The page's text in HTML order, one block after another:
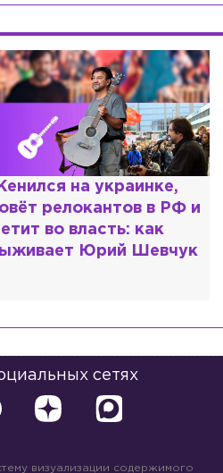
на украинке,
релокантов в РФ и
во власть: как
Юрий Шевчук
сетях
визуализации содержимого